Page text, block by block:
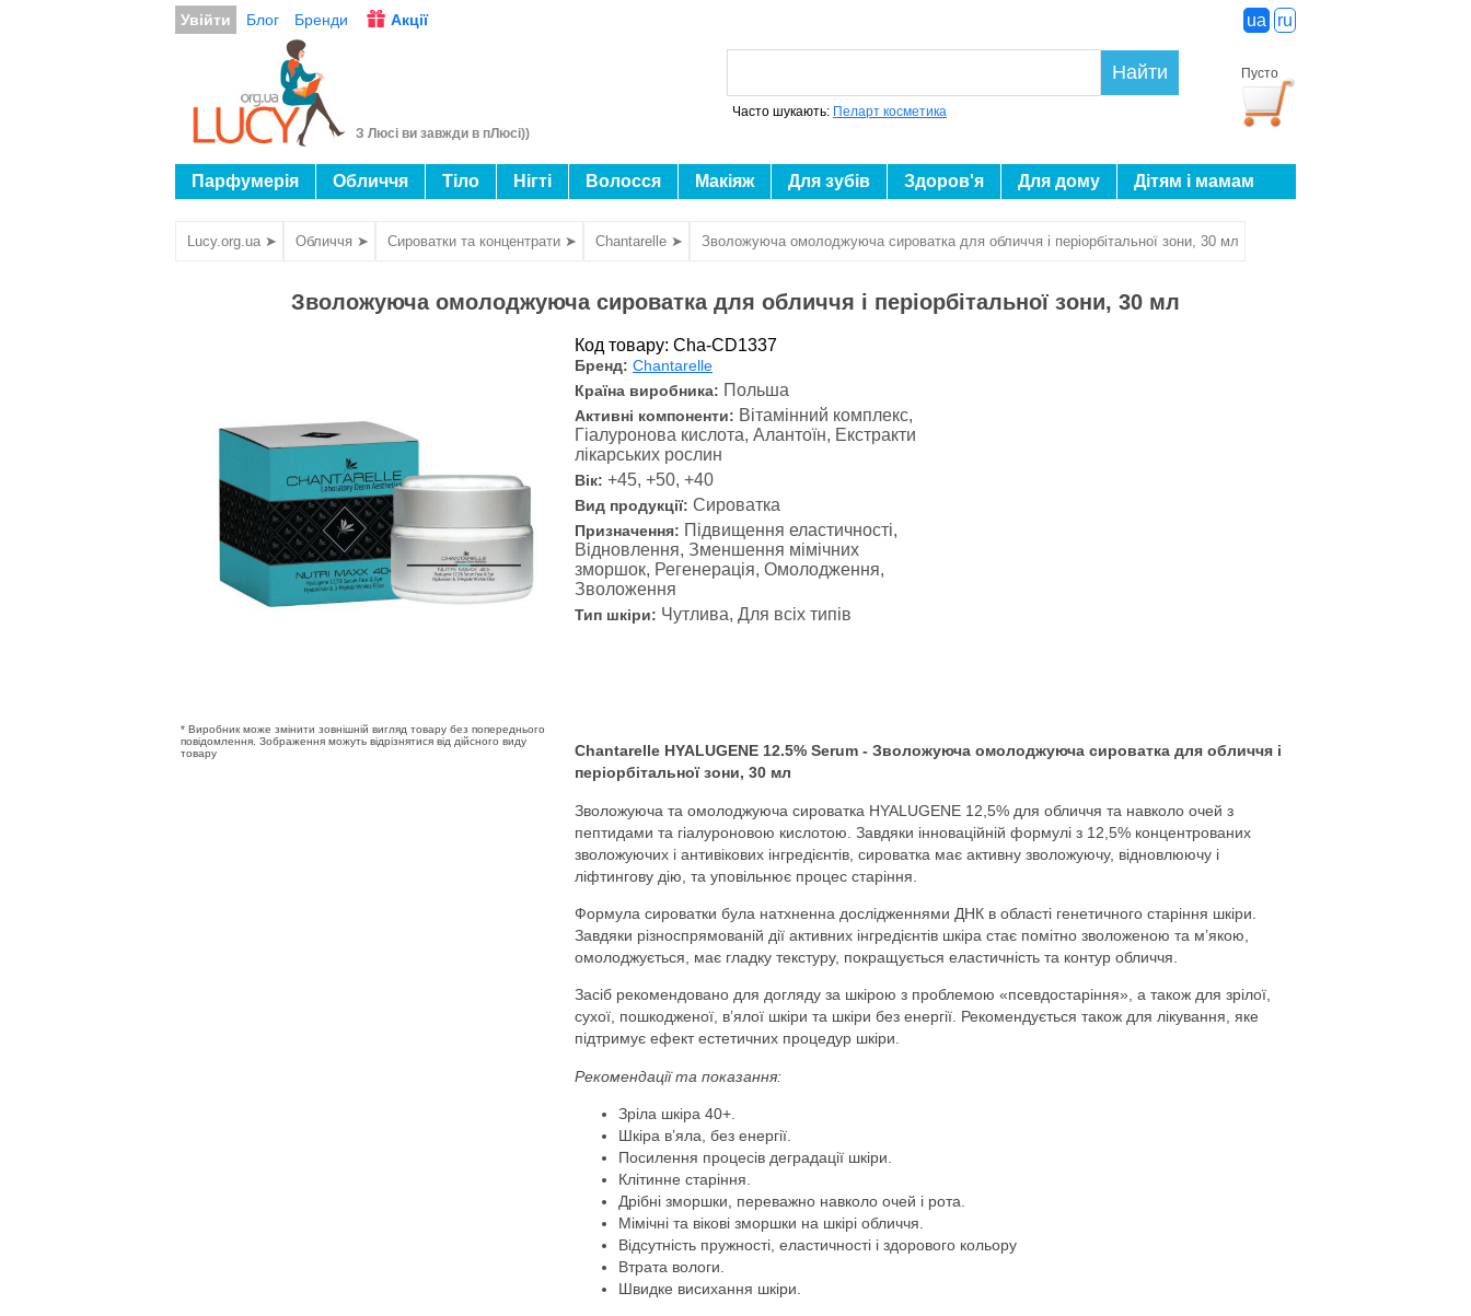
Увійти Блог Бренди Акції ua ru
З Люсі ви завжди в пЛюсі))
Пусто
Найти
Часто шукають: Пеларт косметика
Парфумерія Обличчя Тіло Нігті Волосся Макіяж Для зубів Здоров'я Для дому Дітям і мамам
Lucy.org.ua ➤ Обличчя ➤ Сироватки та концентрати ➤ Chantarelle ➤ Зволожуюча омолоджуюча сироватка для обличчя і періорбітальної зони, 30 мл
Зволожуюча омолоджуюча сироватка для обличчя і періорбітальної зони, 30 мл
* Виробник може змінити зовнішній вигляд товару без попереднього
повідомлення. Зображення можуть відрізнятися від дійсного виду
товару
Код товару: Cha-CD1337
Бренд: Chantarelle
Країна виробника: Польша
Активні компоненти: Вітамінний комплекс,
Гіалуронова кислота, Алантоїн, Екстракти
лікарських рослин
Вік: +45, +50, +40
Вид продукції: Сироватка
Призначення: Підвищення еластичності,
Відновлення, Зменшення мімічних
зморшок, Регенерація, Омолодження,
Зволоження
Тип шкіри: Чутлива, Для всіх типів
Chantarelle HYALUGENE 12.5% Serum - Зволожуюча омолоджуюча сироватка для обличчя і
періорбітальної зони, 30 мл
Зволожуюча та омолоджуюча сироватка HYALUGENE 12,5% для обличчя та навколо очей з
пептидами та гіалуроновою кислотою. Завдяки інноваційній формулі з 12,5% концентрованих
зволожуючих і антивікових інгредієнтів, сироватка має активну зволожуючу, відновлюючу і
ліфтингову дію, та уповільнює процес старіння.
Формула сироватки була натхненна дослідженнями ДНК в області генетичного старіння шкіри.
Завдяки різноспрямованій дії активних інгредієнтів шкіра стає помітно зволоженою та м’якою,
омолоджується, має гладку текстуру, покращується еластичність та контур обличчя.
Засіб рекомендовано для догляду за шкірою з проблемою «псевдостаріння», а також для зрілої,
сухої, пошкодженої, в’ялої шкіри та шкіри без енергії. Рекомендується також для лікування, яке
підтримує ефект естетичних процедур шкіри.
Рекомендації та показання:
Зріла шкіра 40+.
Шкіра в’яла, без енергії.
Посилення процесів деградації шкіри.
Клітинне старіння.
Дрібні зморшки, переважно навколо очей і рота.
Мімічні та вікові зморшки на шкірі обличчя.
Відсутність пружності, еластичності і здорового кольору
Втрата вологи.
Швидке висихання шкіри.